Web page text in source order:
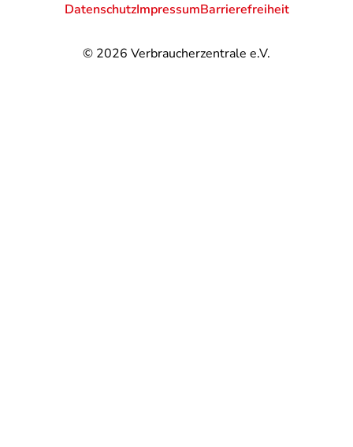
© 2026 Verbraucherzentrale e.V.
DatenschutzImpressumBarrierefreiheit